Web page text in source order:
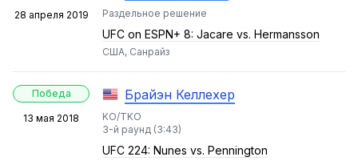
28 апреля 2019 Раздельное решение
UFC on ESPN+ 8: Jacare vs. Hermansson
США, Санрайз
Победа
13 мая 2018
Брайэн Келлехер
KO/TKO
3-й раунд (3:43)
UFC 224: Nunes vs. Pennington